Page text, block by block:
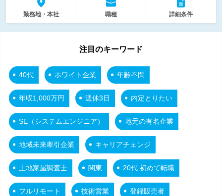
勤務地・本社 職種 詳細条件
注目のキーワード
40代 ホワイト企業 年齢不問
年収1,000万円 週休3日 内定とりたい
SE（システムエンジニア） 地元の有名企業
地域未来牽引企業 キャリアチェンジ
土地家屋調査士 関東 20代 初めて転職
フルリモート 技術営業 登録販売者